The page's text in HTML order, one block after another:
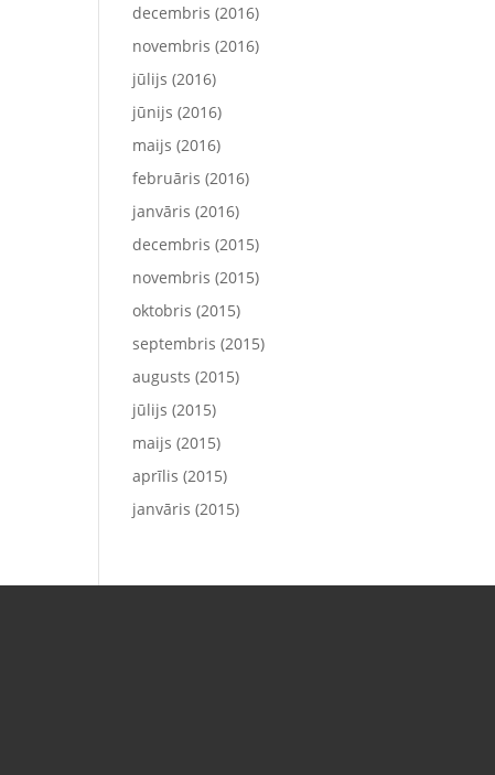
decembris (2016)
novembris (2016)
jūlijs (2016)
jūnijs (2016)
maijs (2016)
februāris (2016)
janvāris (2016)
decembris (2015)
novembris (2015)
oktobris (2015)
septembris (2015)
augusts (2015)
jūlijs (2015)
maijs (2015)
aprīlis (2015)
janvāris (2015)